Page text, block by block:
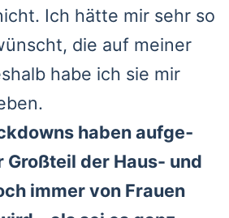
Ich hät­te mir sehr so
die auf mei­ner
habe ich sie mir
haben auf­ge­
Groß­teil der Haus- und
immer von Frau­en